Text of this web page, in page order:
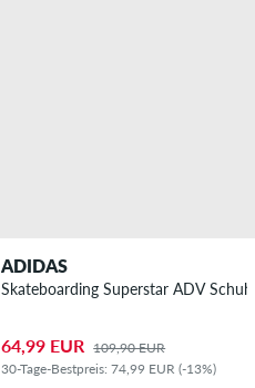
ADIDAS
Skateboarding Superstar ADV Schuh
64,99 EUR 109,90 EUR
30-Tage-Bestpreis: 74,99 EUR (-13%)